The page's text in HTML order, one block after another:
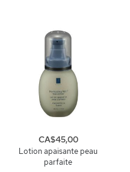
Lotion apaisante peau
parfaite
CA$45,00